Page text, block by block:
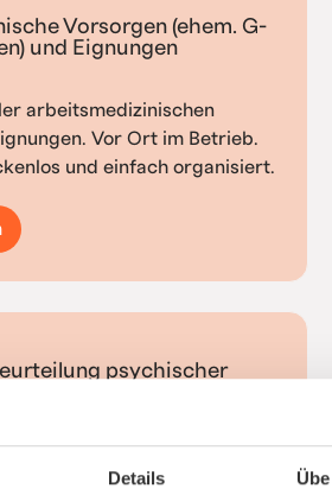
Details
Vorsorgen (ehem. G-
und Eignungen
arbeitsmedizinischen
Vor Ort im Betrieb.
und einfach organisiert.
psychischer
und einfacher